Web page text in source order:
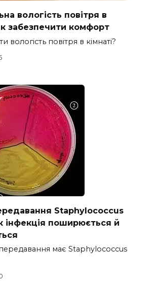
вологість повітря в
забезпечити комфорт
вологість повітря в кімнаті?
Staphylococcus
інфекція поширюється й
має Staphylococcus